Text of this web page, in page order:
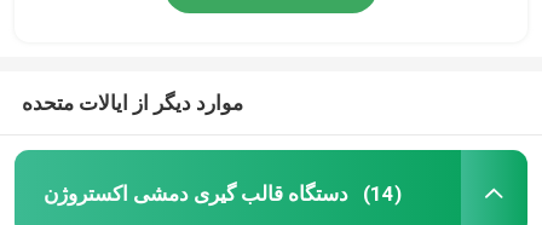
موارد دیگر از ایالات متحده
دستگاه قالب گیری دمشی اکستروژن (14)